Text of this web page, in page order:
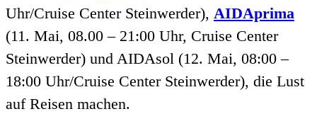
Uhr/Cruise Center Steinwerder), AIDAprima
(11. Mai, 08.00 – 21:00 Uhr, Cruise Center
Steinwerder) und AIDAsol (12. Mai, 08:00 –
18:00 Uhr/Cruise Center Steinwerder), die Lust
auf Reisen machen.